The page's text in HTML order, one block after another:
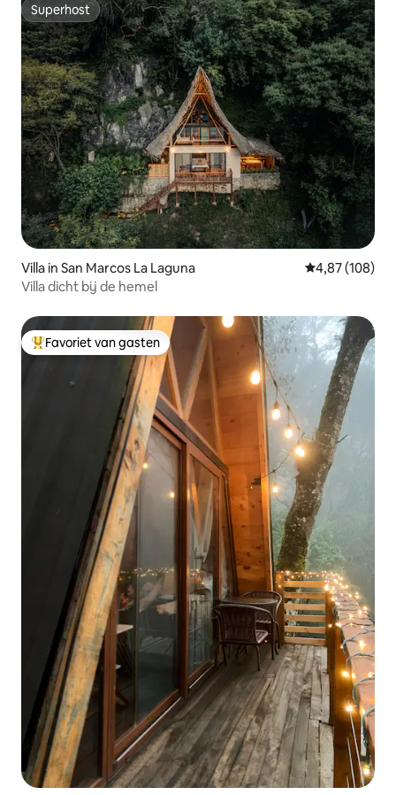
Superhost
Superhost
Villa in San Marcos La Laguna Gemiddelde
4,87 (108)
Villa dicht bij de hemel
Topfavoriet van gasten
Favoriet van gasten